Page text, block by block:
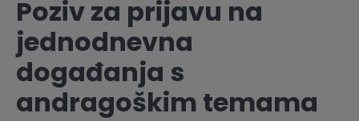
Poziv za prijavu na
jednodnevna
događanja s
andragoškim temama